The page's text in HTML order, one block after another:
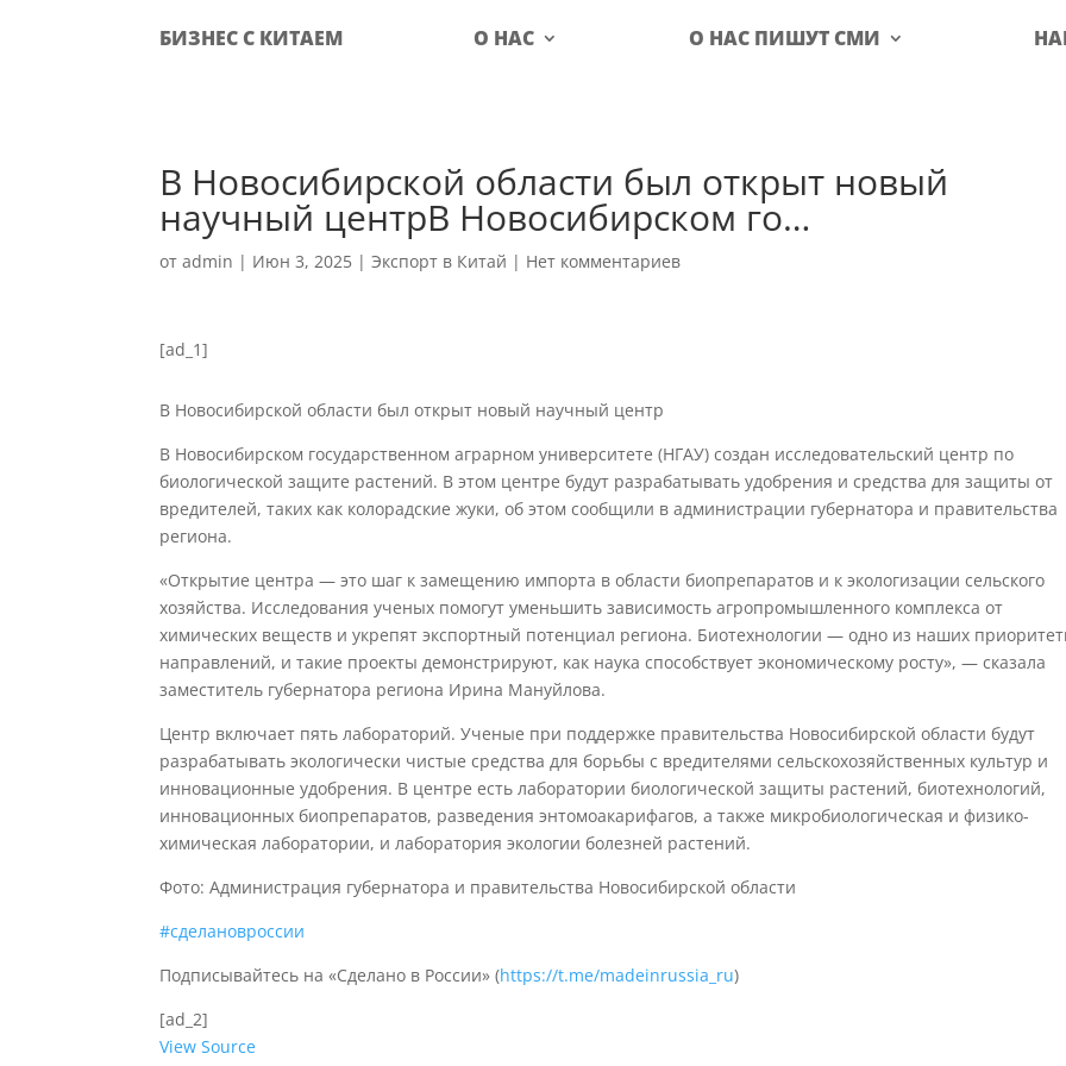
БИЗНЕС С КИТАЕМ О НАС О НАС ПИШУТ СМИ
‍В Новосибирской области был открыт новый
научный центрВ Новосибирском го…
отadmin | Июн 3, 2025 |Экспорт в Китай | Нет комментариев
[ad_1]
В Новосибирской области был открыт новый научный центр
В Новосибирском государственном аграрном университете (НГАУ) создан исследовательский центр по
биологической защите растений. В этом центре будут разрабатывать удобрения и средства для защиты от
вредителей, таких как колорадские жуки, об этом сообщили в администрации губернатора и правительства
региона.
«Открытие центра — это шаг к замещению импорта в области биопрепаратов и к экологизации сельского
хозяйства. Исследования ученых помогут уменьшить зависимость агропромышленного комплекса от
химических веществ и укрепят экспортный потенциал региона. Биотехнологии — одно из наших
направлений, и такие проекты демонстрируют, как наука способствует экономическому росту», — сказала
заместитель губернатора региона Ирина Мануйлова.
Центр включает пять лабораторий. Ученые при поддержке правительства Новосибирской области будут
разрабатывать экологически чистые средства для борьбы с вредителями сельскохозяйственных культур и
инновационные удобрения. В центре есть лаборатории биологической защиты растений, биотехнологий,
инновационных биопрепаратов, разведения энтомоакарифагов, а также микробиологическая и физико-
химическая лаборатории, и лаборатория экологии болезней растений.
Фото: Администрация губернатора и правительства Новосибирской области
#сделановроссии
Подписывайтесь на «Сделано в России» (https://t.me/madeinrussia_ru)
[ad_2]
View Source